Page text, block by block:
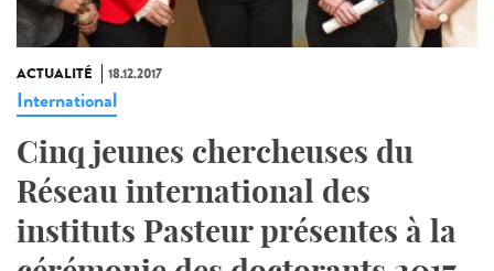
ACTUALITÉ 18.12.2017
International
Cinq jeunes chercheuses du
Réseau international des
instituts Pasteur présentes à la